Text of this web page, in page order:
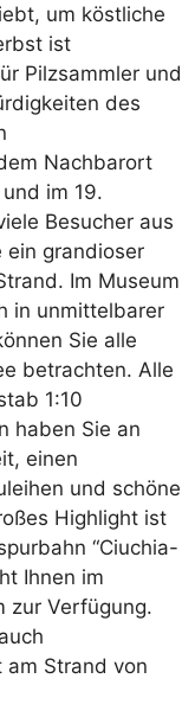
um köstliche
ist
Pilzsammler und
des
Nachbarort
im 19.
Besucher aus
ein grandioser
Im Museum
in unmittelbarer
Sie alle
betrachten. Alle
1:10
haben Sie an
einen
und schöne
Highlight ist
“Ciuchia-
Ihnen im
zur Verfügung.
am Strand von